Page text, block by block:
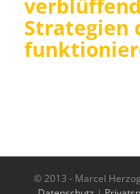
Strategien
© 2013 - Marcel